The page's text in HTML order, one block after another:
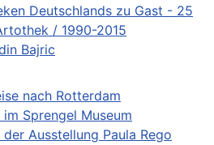
Deutschlands zu Gast - 25
/ 1990-2015
Bajric
nach Rotterdam
im Sprengel Museum
der Ausstellung Paula Rego